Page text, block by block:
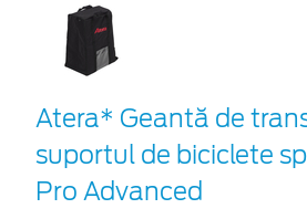
Atera* Geantă de
suportul de biciclete
Pro Advanced